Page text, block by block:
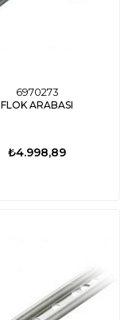
6970273
FLOK ARABASI
₺4.998,89